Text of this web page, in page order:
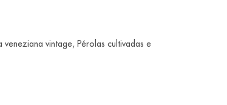
vintage, Pérolas cultivadas e